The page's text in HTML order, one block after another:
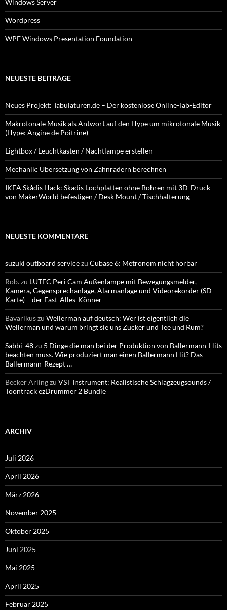
Windows Server
Wordpress
WPF Windows Presentation Foundation
NEUESTE BEITRÄGE
Neues Projekt: Tabulaturen.de – Der kostenlose Online-Tab-Editor
Makrotonale Musik als Antwort auf den Hype um mikrotonale Musik
(Hype: Angine de Poitrine)
Lightbox / Leuchtkasten / Nachtlampe erstellen
Mechanik: Übersetzung von Zahnrädern berechnen
IKEA Skådis Hack: Skadis Lochplatten ohne Bohren mit 3D-Druck
von MakerWorld befestigen / Desk Mount / Tischhalterung
NEUESTE KOMMENTARE
suzuki outboard servicezu Cubase 6: Metronom nicht hörbar
Rob.zu LUTEC Peri Cam Außenlampe mit Bewegungsmelder,
Kamera, Gegensprechanlage, Alarmanlage und Videorekorder (SD-
Karte) – der Fast-Alles-Könner
Bavarikuszu Wellerman auf deutsch: Wer ist eigentlich die
Wellerman und warum bringt sie uns Zucker und Tee und Rum?
Sabbi_48zu 5 Dinge die man bei der Produktion von Ballermann-Hits
beachten muss. Wie produziert man einen Ballermann Hit? Das
Ballermann-Rezept …
Becker Arlingzu VST Instrument: Realistische Schlagzeugsounds /
Toontrack ezDrummer 2 Bundle
ARCHIV
Juli 2026
April 2026
März 2026
November 2025
Oktober 2025
Juni 2025
Mai 2025
April 2025
Februar 2025